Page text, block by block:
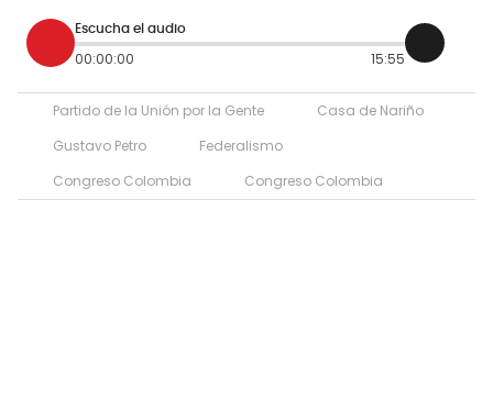
Escucha el audio
00:00:00 15:55
Partido de la Unión por la Gente
Casa de Nariño
Gustavo Petro
Federalismo
Congreso Colombia
Congreso Colombia